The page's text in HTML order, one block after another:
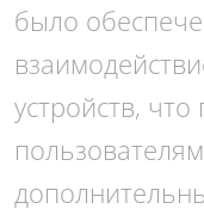
было
устройств,